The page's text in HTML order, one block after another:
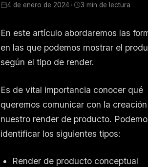
4 de enero de 2024 3 min de lectura
En este artículo abordaremos las
en las que podemos mostrar el
según el tipo de render.
Es de vital importancia conocer qué
queremos comunicar con la
nuestro render de producto.
identificar los siguientes tipos:
Render de producto conceptual